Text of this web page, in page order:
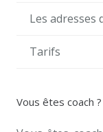
Les adresses
Tarifs
Vous êtes coach ?